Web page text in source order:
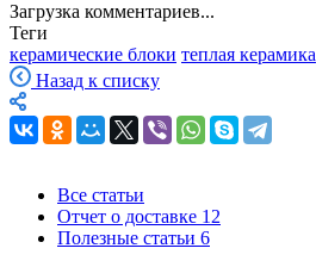
Загрузка комментариев...
Теги
керамические блоки теплая керамика
Назад к списку
Все статьи
Отчет о доставке 12
Полезные статьи 6